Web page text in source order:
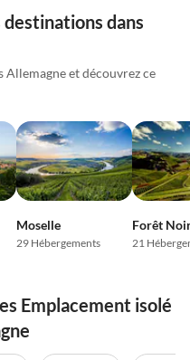
dans
Allemagne et découvrez ce
Moselle
29 Hébergements
Forêt
21
Emplacement isolé